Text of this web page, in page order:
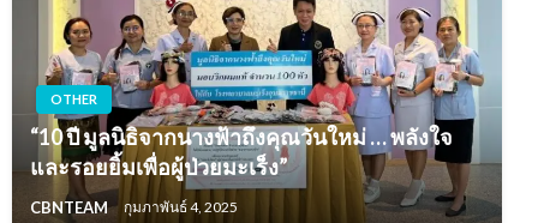
OTHER
“10 ปี มูลนิธิจากนางฟ้าถึงคุณวันใหม่ … พลังใจ
และรอยยิ้มเพื่อผู้ป่วยมะเร็ง”
CBNTEAM กุมภาพันธ์ 4, 2025